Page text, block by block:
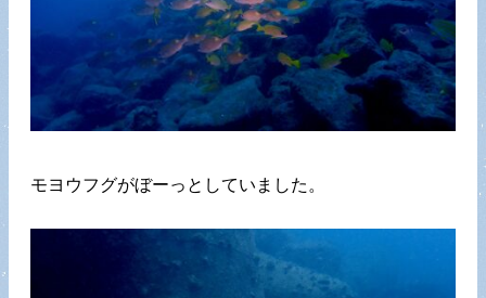
モヨウフグがぼーっとしていました。